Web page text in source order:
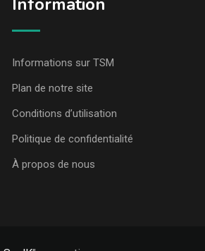
Informations sur TSM
Plan de notre site
Conditions d’utilisation
Politique de confidentialité
À propos de nous